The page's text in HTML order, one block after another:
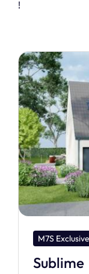
!
M7S Design
Ibiza